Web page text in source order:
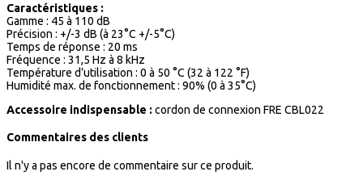
Caractéristiques :
Gamme : 45 à 110 dB
Précision : +/-3 dB (à 23°C +/-5°C)
Temps de réponse : 20 ms
Fréquence : 31,5 Hz à 8 kHz
Température d’utilisation : 0 à 50 °C (32 à 122 °F)
Humidité max. de fonctionnement : 90% (0 à 35°C)
Accessoire indispensable : cordon de connexion FRE CBL022
Commentaires des clients
Il n'y a pas encore de commentaire sur ce produit.